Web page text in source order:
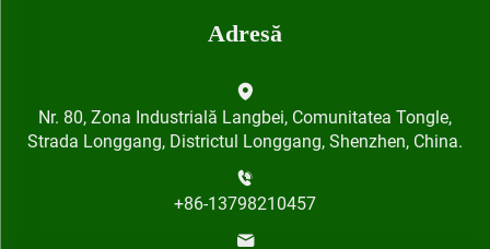
Adresă
Nr. 80, Zona Industrială Langbei, Comunitatea Tongle,
Strada Longgang, Districtul Longgang, Shenzhen, China.
+86-13798210457